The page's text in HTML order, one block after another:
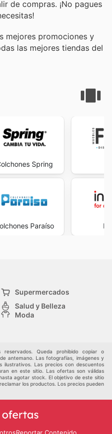
de compras. ¡No pagues
mejores promociones y
las mejores tiendas del
Spring
Paraíso
Supermercados
Salud y Belleza
Moda
Queda prohibido copiar o
antemano. Las fotografías, imágenes y
Las precios con descuentos
en este sitio. Las ofertas son válidas
agotar stock. El objetivo de este sitio
los productos. Los precios pueden